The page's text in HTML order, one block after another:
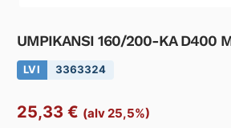
UMPIKANSI 160/200-KA D400
LVI 3363324
25,33 € (alv 25,5%)